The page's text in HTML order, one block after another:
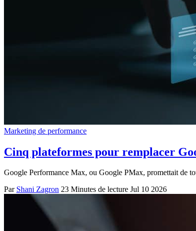
Marketing de performance
Cinq plateformes pour remplacer
Google Performance Max, ou Google PMax, promettait de
Par Shani Zagron 23 Minutes de lecture Jul 10 2026